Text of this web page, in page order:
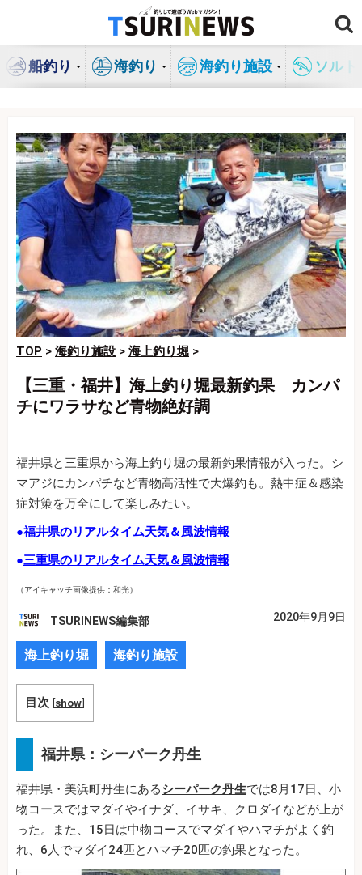
ン
船釣り 海釣り 海釣り施設 ソル
TOP > 海釣り施設 > 海上釣り堀 >
【三重・福井】海上釣り堀最新釣果 カンパ
チにワラサなど青物絶好調
福井県と三重県から海上釣り堀の最新釣果情報が入った。シ
マアジにカンパチなど青物高活性で大爆釣も。熱中症＆感染
症対策を万全にして楽しみたい。
●福井県のリアルタイム天気＆風波情報
●三重県のリアルタイム天気＆風波情報
（アイキャッチ画像提供：和光）
TSURINEWS編集部 2020年9月9日
海上釣り堀 海釣り施設
目次 [show]
福井県：シーパーク丹生
福井県・美浜町丹生にあるシーパーク丹生では8月17日、小
物コースではマダイやイナダ、イサキ、クロダイなどが上が
った。また、15日は中物コースでマダイやハマチがよく釣
れ、6人でマダイ24匹とハマチ20匹の釣果となった。